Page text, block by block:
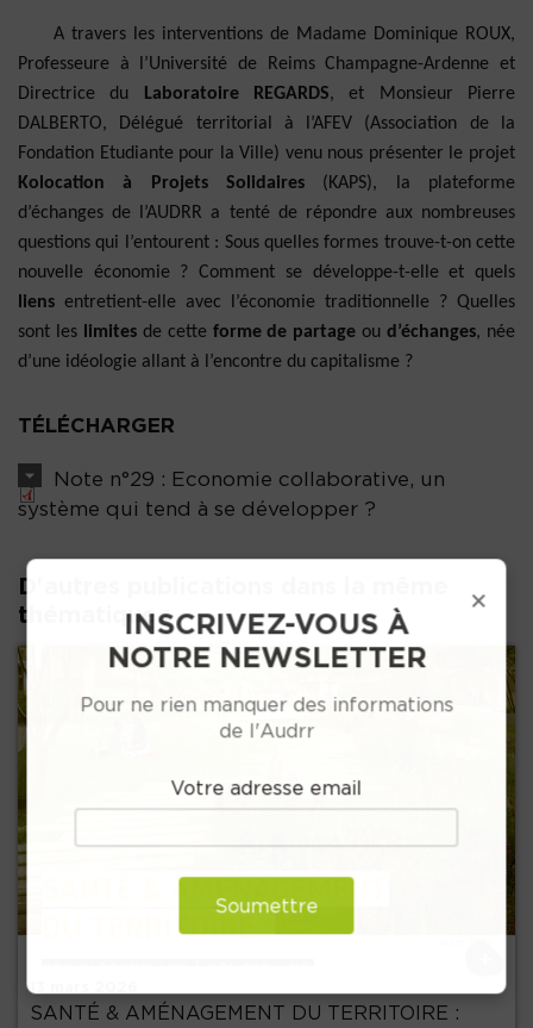
A travers les interventions de Madame Dominique ROUX,
Professeure à l’Université de Reims Champagne-Ardenne et
Directrice du
Laboratoire REGARDS, et Monsieur Pierre
DALBERTO, Délégué territorial à l’AFEV (Association de la
Fondation Etudiante pour la Ville) venu nous présenter le projet
Kolocation à Projets Solidaires (KAPS), la plateforme
d’échanges de l’AUDRR a tenté de répondre aux nombreuses
questions qui l’entourent : Sous quelles formes trouve-t-on cette
nouvelle économie ?Comment se développe-t-elle et quels
liens entretient-elle avec l’économie traditionnelle ? Quelles
sont les
limitesde cette forme de partage oud’échanges, née
d’une idéologie allant à l’encontre du capitalisme ?
TÉLÉCHARGER
Note n°29 : Economie collaborative, un
système qui tend à se développer ?
D'autres publications dans la même
thématique :
Précédent
SANTÉ & AMÉNAGEMENT DU TERRITOIRE :
×
INSCRIVEZ-VOUS À
NOTRE NEWSLETTER
Pour ne rien manquer des informations
de l'Audrr
Votre adresse email
Soumettre